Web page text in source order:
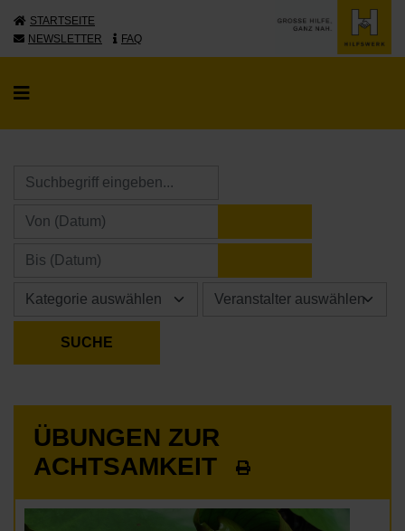
STARTSEITE
NEWSLETTER
FAQ
ÜBUNGEN ZUR
ACHTSAMKEIT